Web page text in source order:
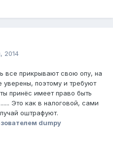
2014
все прикрывают свою опу, на
уверены, поэтому и требуют
принёс имеет право быть
Это как в налоговой, сами
оштрафуют.
dumpy